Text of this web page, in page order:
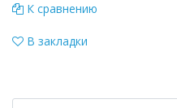
К сравнению
В закладки